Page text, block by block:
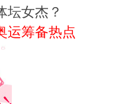
坛女杰？
运筹备热点